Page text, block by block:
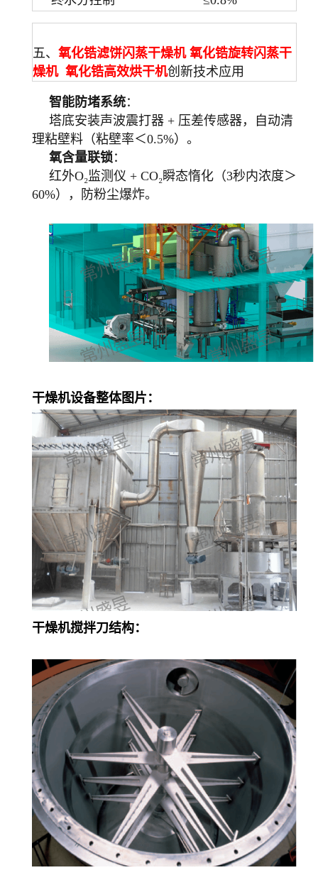
五、 氧化锆滤饼闪蒸干燥机 氧化锆旋转闪蒸干
燥机 氧化锆高效烘干机创新技术应用
智能防堵系统：
塔底安装声波震打器 + 压差传感器，自动清
理粘壁料（粘壁率＜0.5%）。
氧含量联锁：
红外O₂监测仪 + CO₂瞬态惰化（3秒内浓度＞
60%），防粉尘爆炸。
干燥机设备整体图片：
干燥机搅拌刀结构：